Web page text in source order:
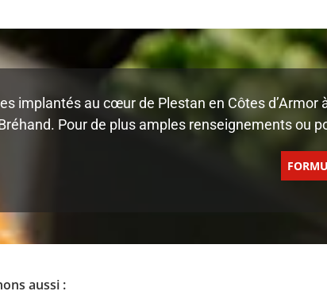
implantés au cœur de Plestan en Côtes
Pour de plus amples renseignements ou
aussi :